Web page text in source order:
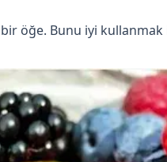
öğe. Bunu iyi